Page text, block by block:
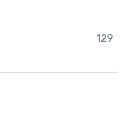
129